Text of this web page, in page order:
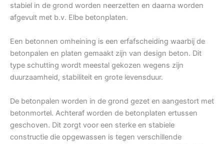
stabiel in de grond worden neerzetten en daarna worden
afgevult met b.v. Elbe betonplaten.
Een betonnen omheining is een erfafscheiding waarbij de
betonpalen en platen gemaakt zijn van design beton. Dit
type schutting wordt meestal gekozen wegens zijn
duurzaamheid, stabiliteit en grote levensduur.
De betonpalen worden in de grond gezet en aangestort met
betonmortel. Achteraf worden de betonplaten ertussen
geschoven. Dit zorgt voor een sterke en stabiele
constructie die opgewassen is tegen verschillende